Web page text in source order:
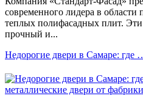
современного лидера в области
теплых полифасадных плит. Эти
прочный и...
Недорогие двери в Самаре: где